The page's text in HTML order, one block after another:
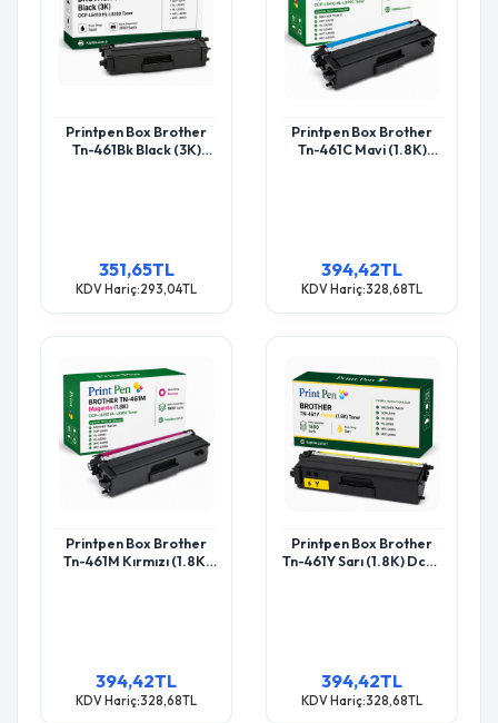
Printpen Box Brother
Tn-461Bk Black (3K)
351,65TL
KDV Hariç:293,04TL
Printpen Box Brother
Tn-461C Mavi (1.8K)
394,42TL
KDV Hariç:328,68TL
Printpen Box Brother
Tn-461M Kırmızı (1.8K)
394,42TL
KDV Hariç:328,68TL
Printpen Box Brother
Tn-461Y Sarı (1.8K) Dcp-
394,42TL
KDV Hariç:328,68TL